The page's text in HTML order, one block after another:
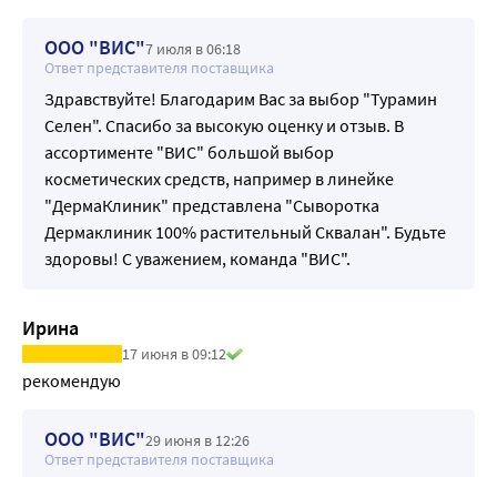
ООО "ВИС"7 июля в 06:18
Ответ представителя поставщика
Здравствуйте! Благодарим Вас за выбор "Турамин
Селен". Спасибо за высокую оценку и отзыв. В
ассортименте "ВИС" большой выбор
косметических средств, например в линейке
"ДермаКлиник" представлена "Сыворотка
Дермаклиник 100% растительный Сквалан". Будьте
здоровы! С уважением, команда "ВИС".
Ирина
17 июня в 09:12
рекомендую
ООО "ВИС"29 июня в 12:26
Ответ представителя поставщика